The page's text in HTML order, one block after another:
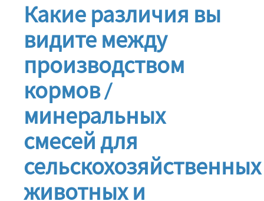
Какие различия вы
видите между
производством
кормов /
минеральных
смесей для
сельскохозяйственных
животных и